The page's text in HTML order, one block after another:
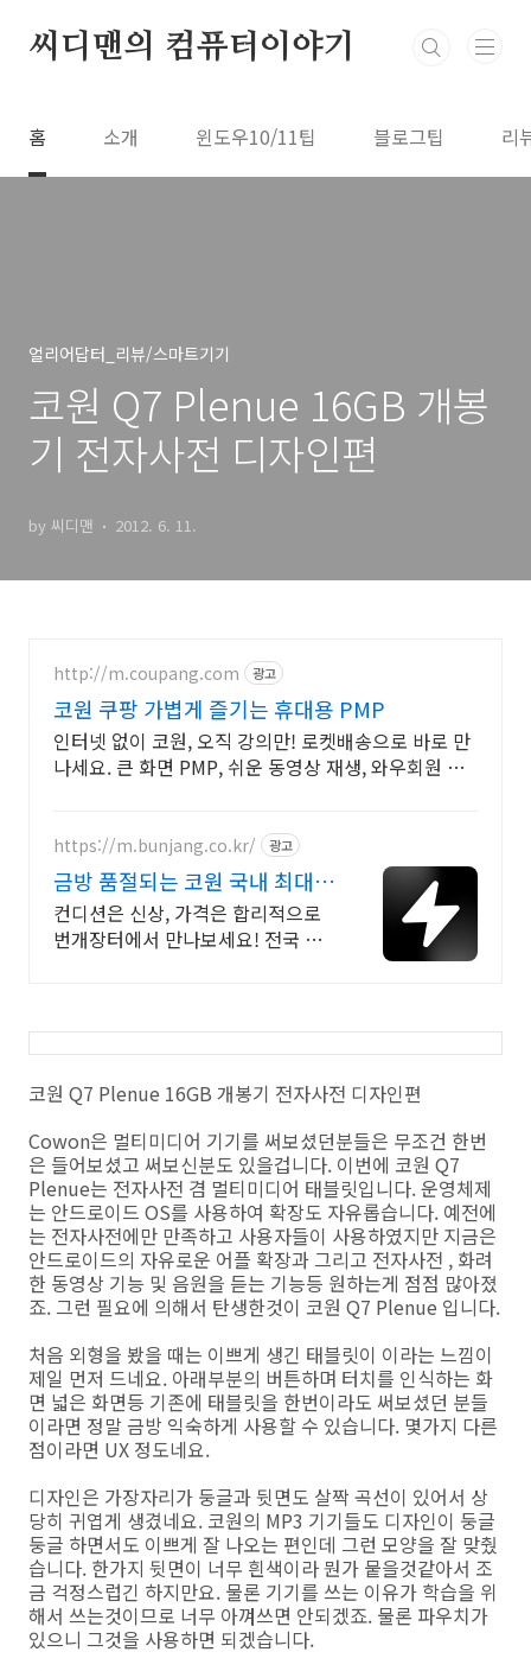
씨디맨의 컴퓨터이야기
홈 소개 윈도우10/11팁 블로그팁 리
얼리어답터_리뷰/스마트기기
코원 Q7 Plenue 16GB 개봉
기 전자사전 디자인편
by 씨디맨 2012. 6. 11.
http://m.coupang.com 광고
코원 쿠팡 가볍게 즐기는 휴대용 PMP
인터넷 없이 코원, 오직 강의만! 로켓배송으로 바로 만
나세요. 큰 화면 PMP, 쉬운 동영상 재생, 와우회원 무
https://m.bunjang.co.kr/ 광고
금방 품절되는 코원 국내 최대
브랜드 중고거래
컨디션은 신상, 가격은 합리적으로
번개장터에서 만나보세요! 전국 각
코원 Q7 Plenue 16GB 개봉기 전자사전 디자인편
Cowon은 멀티미디어 기기를 써보셨던분들은 무조건 한번
은 들어보셨고 써보신분도 있을겁니다. 이번에 코원 Q7
Plenue는 전자사전 겸 멀티미디어 태블릿입니다. 운영체제
는 안드로이드 OS를 사용하여 확장도 자유롭습니다. 예전에
는 전자사전에만 만족하고 사용자들이 사용하였지만 지금은
안드로이드의 자유로운 어플 확장과 그리고 전자사전 , 화려
한 동영상 기능 및 음원을 듣는 기능등 원하는게 점점 많아졌
죠. 그런 필요에 의해서 탄생한것이 코원 Q7 Plenue 입니다.
처음 외형을 봤을 때는 이쁘게 생긴 태블릿이 이라는 느낌이
제일 먼저 드네요. 아래부분의 버튼하며 터치를 인식하는 화
면 넓은 화면등 기존에 태블릿을 한번이라도 써보셨던 분들
이라면 정말 금방 익숙하게 사용할 수 있습니다. 몇가지 다른
점이라면 UX 정도네요.
디자인은 가장자리가 둥글과 뒷면도 살짝 곡선이 있어서 상
당히 귀엽게 생겼네요. 코원의 MP3 기기들도 디자인이 둥글
둥글 하면서도 이쁘게 잘 나오는 편인데 그런 모양을 잘 맞췄
습니다. 한가지 뒷면이 너무 흰색이라 뭔가 뭍을것같아서 조
금 걱정스럽긴 하지만요. 물론 기기를 쓰는 이유가 학습을 위
해서 쓰는것이므로 너무 아껴쓰면 안되겠죠. 물론 파우치가
있으니 그것을 사용하면 되겠습니다.